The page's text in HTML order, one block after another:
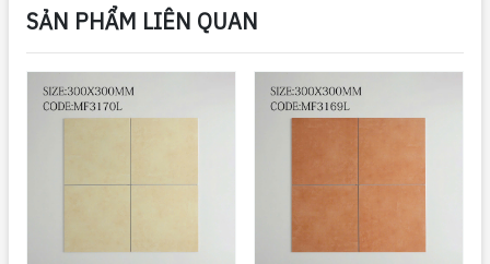
SẢN PHẨM LIÊN QUAN